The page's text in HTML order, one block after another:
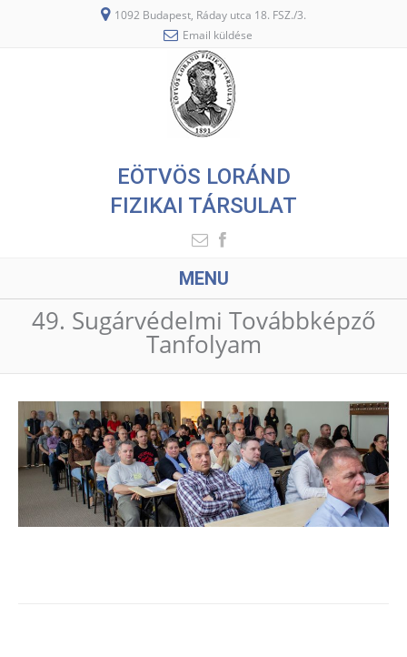
1092 Budapest, Ráday utca 18. FSZ./3.
Email küldése
EÖTVÖS LORÁND
FIZIKAI TÁRSULAT
MENU
49. Sugárvédelmi Továbbképző
Tanfolyam